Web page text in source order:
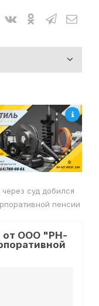
суд добился
пенсии
от ООО "РН-